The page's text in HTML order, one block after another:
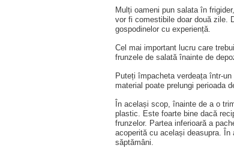
Mulți oameni pun salata în
vor fi comestibile doar două zile.
gospodinelor cu experiență.
Cel mai important lucru care
frunzele de salată înainte de
Puteți împacheta verdeața într-
material poate prelungi perioada
În același scop, înainte de a o
plastic. Este foarte bine dacă
frunzelor. Partea inferioară a
acoperită cu același deasupra.
săptămâni.